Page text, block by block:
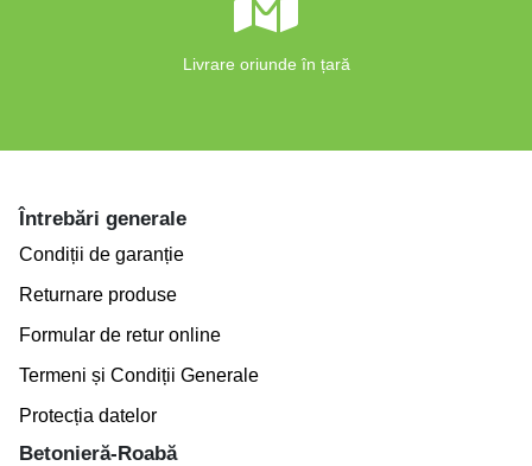
Livrare oriunde în țară
Întrebări generale
Condiții de garanție
Returnare produse
Formular de retur online
Termeni și Condiții Generale
Protecția datelor
Betonieră-Roabă